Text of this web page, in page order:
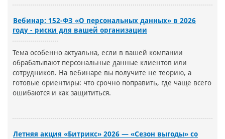
Вебинар: 152-ФЗ «О персональных данных» в 2026
году - риски для вашей организации
Тема особенно актуальна, если в вашей компании
обрабатывают персональные данные клиентов или
сотрудников. На вебинаре вы получите не теорию, а
готовые ориентиры: что срочно поправить, где чаще всего
ошибаются и как защититься.
Летняя акция «Битрикс» 2026 — «Сезон выгоды» со